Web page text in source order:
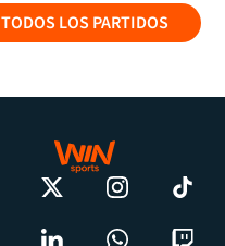
TODOS LOS PARTIDOS